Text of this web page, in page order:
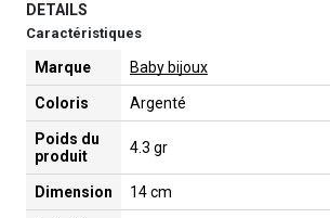
DETAILS
Caractéristiques
Marque Baby bijoux
Coloris Argenté
Poids du
produit
4.3 gr
Dimension 14 cm